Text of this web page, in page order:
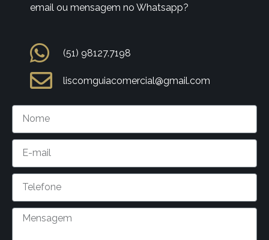
email ou mensagem no Whatsapp?
(51) 98127.7198
liscomguiacomercial@gmail.com